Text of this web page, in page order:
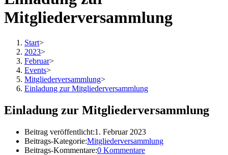
Mitgliederversammlung
Start>
2023>
Februar>
Events>
Mitgliederversammlung>
Einladung zur Mitgliederversammlung
Einladung zur Mitgliederversammlung
Beitrag veröffentlicht:1. Februar 2023
Beitrags-Kategorie:Mitgliederversammlung
Beitrags-Kommentare:0 Kommentare